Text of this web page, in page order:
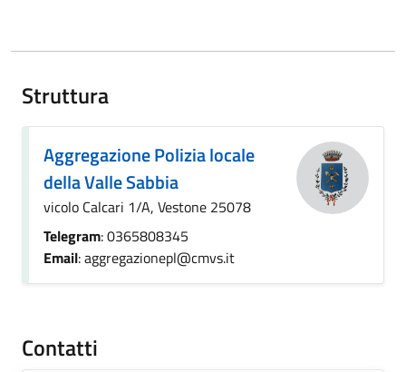
Struttura
Aggregazione Polizia locale
della Valle Sabbia
vicolo Calcari 1/A, Vestone 25078
Telegram: 0365808345
Email: aggregazionepl@cmvs.it
Contatti